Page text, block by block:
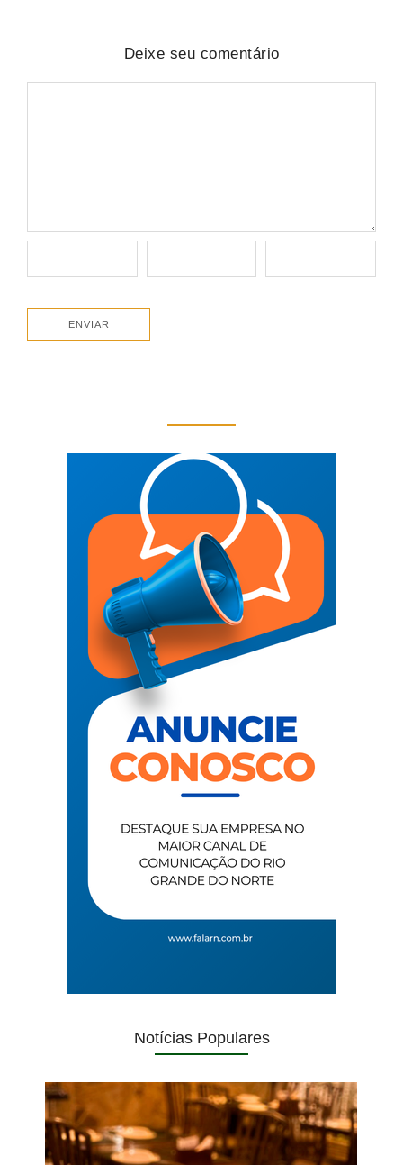
Deixe seu comentário
Notícias Populares